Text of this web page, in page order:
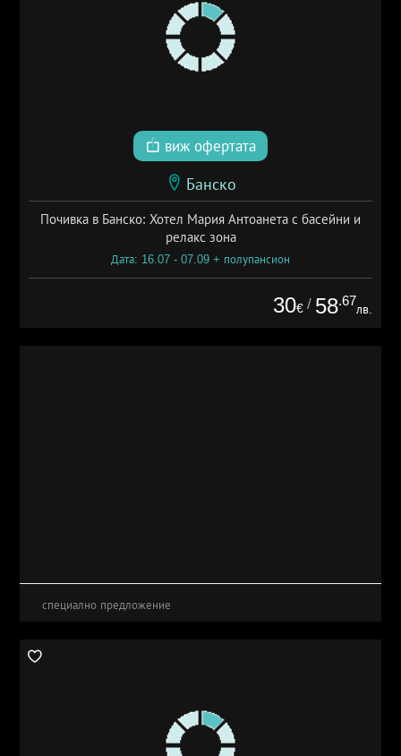
виж офертата
Банско
Почивка в Банско: Хотел Мария Антоанета с басейни и
релакс зона
Дата: 16.07 - 07.09 + полупансион
30€ / 58.67
лв.
специално предложение